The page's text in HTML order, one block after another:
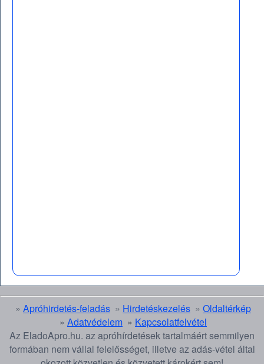
» Apróhirdetés-feladás » Hirdetéskezelés » Oldaltérkép
» Adatvédelem » Kapcsolatfelvétel
Az EladoApro.hu. az apróhírdetések tartalmáért semmilyen
formában nem vállal felelősséget, illetve az adás-vétel által